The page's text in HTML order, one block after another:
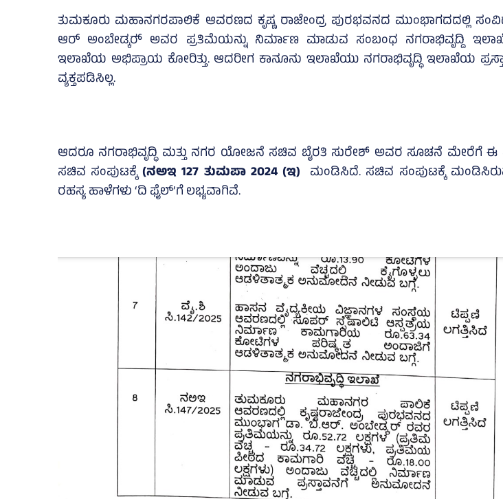
ತುಮಕೂರು ಮಹಾನಗರಪಾಲಿಕೆ ಆವರಣದ ಕೃಷ್ಣ ರಾಜೇಂದ್ರ ಪುರಭವನದ ಮುಂಭಾಗದದಲ್ಲಿ
ಆರ್ ಅಂಬೇಡ್ಕರ್‍‌ ಅವರ ಪ್ರತಿಮೆಯನ್ನು ನಿರ್ಮಾಣ ಮಾಡುವ ಸಂಬಂಧ ನಗರಾಭಿವೃದ್ದಿ
ಇಲಾಖೆಯ ಅಭಿಪ್ರಾಯ ಕೋರಿತ್ತು. ಆದರೀಗ ಕಾನೂನು ಇಲಾಖೆಯು ನಗರಾಭಿವೃದ್ಧಿ ಇಲಾಖೆಯ
ವ್ಯಕ್ತಪಡಿಸಿಲ್ಲ.
ಆದರೂ ನಗರಾಭಿವೃದ್ಧಿ ಮತ್ತು ನಗರ ಯೋಜನೆ ಸಚಿವ ಬೈರತಿ ಸುರೇಶ್‌ ಅವರ ಸೂಚನೆ ಮೇರೆಗೆ ಈ
ಸಚಿವ ಸಂಪುಟಕ್ಕೆ(ನಅಇ 127 ತುಮಪಾ 2024 (ಇ) ಮಂಡಿಸಿದೆ. ಸಚಿವ ಸಂಪುಟಕ್ಕೆ
ರಹಸ್ಯ ಹಾಳೆಗಳು ‘ದಿ ಫೈಲ್‌’ಗೆ ಲಭ್ಯವಾಗಿವೆ.